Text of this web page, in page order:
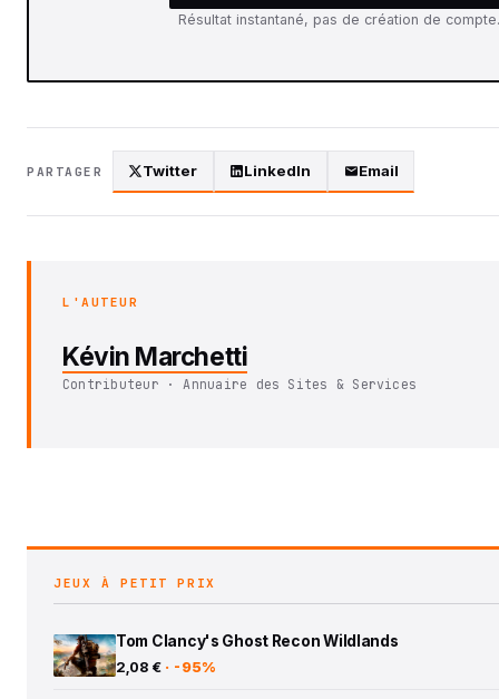
Résultat instantané, pas de création de compte.
PARTAGER Twitter LinkedIn Email
L'AUTEUR
Kévin Marchetti
Contributeur · Annuaire des Sites & Services
JEUX À PETIT PRIX
Tom Clancy's Ghost Recon Wildlands
2,08 € · -95%